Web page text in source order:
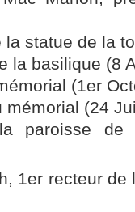
de la
la basilique (8
(1er
mémorial (24
paroisse de
1er recteur